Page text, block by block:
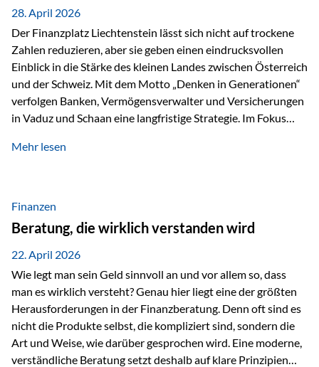
durch die Fähigkeit von Unternehmen, mehr…
28. April 2026
Der Finanzplatz Liechtenstein lässt sich nicht auf trockene
Zahlen reduzieren, aber sie geben einen eindrucksvollen
Einblick in die Stärke des kleinen Landes zwischen Österreich
und der Schweiz. Mit dem Motto „Denken in Generationen“
verfolgen Banken, Vermögensverwalter und Versicherungen
in Vaduz und Schaan eine langfristige Strategie. Im Fokus
Marktzugang Liechtenstein hat sich in den letzten Jahren zu
verfügbaren Kennzahlen (Stand Ende 2024, veröffentlicht
2025/2026)…
Mehr lesen
Finanzen
Beratung, die wirklich verstanden wird
22. April 2026
Wie legt man sein Geld sinnvoll an und vor allem so, dass
man es wirklich versteht? Genau hier liegt eine der größten
Herausforderungen in der Finanzberatung. Denn oft sind es
nicht die Produkte selbst, die kompliziert sind, sondern die
Art und Weise, wie darüber gesprochen wird. Eine moderne,
verständliche Beratung setzt deshalb auf klare Prinzipien